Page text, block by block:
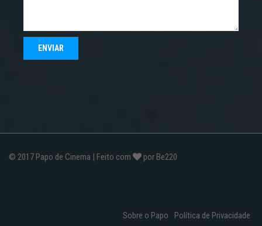
© 2017 Papo de Cinema | Feito com por Be220
Sobre o Papo Política de Privacidade